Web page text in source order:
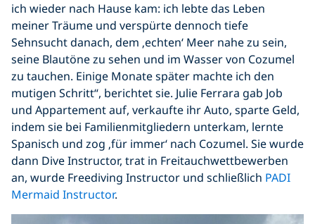
ich wieder nach Hause kam: ich lebte das Leben
meiner Träume und verspürte dennoch tiefe
Sehnsucht danach, dem ‚echten‘ Meer nahe zu sein,
seine Blautöne zu sehen und im Wasser von Cozumel
zu tauchen. Einige Monate später machte ich den
mutigen Schritt“, berichtet sie. Julie Ferrara gab Job
und Appartement auf, verkaufte ihr Auto, sparte Geld,
indem sie bei Familienmitgliedern unterkam, lernte
Spanisch und zog ‚für immer‘ nach Cozumel. Sie wurde
dann Dive Instructor, trat in Freitauchwettbewerben
an, wurde Freediving Instructor und schließlich PADI
Mermaid Instructor.